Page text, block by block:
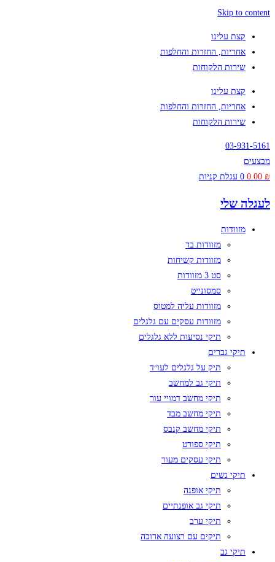
Skip to content
קצת עלינו
אחריות, החזרות והחלפות
שירות הלקוחות
קצת עלינו
אחריות, החזרות והחלפות
שירות הלקוחות
03-931-5161
מבצעים
0.00 ₪
0 עגלת קניות
לעגלה שלי
מזוודות
מזוודות בד
מזוודות קשיחות
סט 3 מזוודות
סמסונייט
מזוודות עליה למטוס
מזוודות עסקים עם גלגלים
תיקי נסיעות ללא גלגלים
תיקי גברים
תיק על גלגלים לעו״ד
תיקי גב למחשב
תיקי מחשב דמויי עור
תיקי מחשב מבד
תיקי מחשב קנבס
תיקי ספורט
תיקי עסקים מעור
תיקי נשים
תיקי אופנה
תיקי גב אופנתיים
תיקי ערב
תיקים עם רצועה ארוכה
תיקי גב